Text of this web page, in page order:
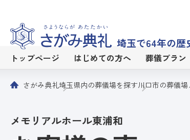
埼玉で64年の歴
トップページ はじめての方へ 葬儀プラン
さがみ典礼埼玉県内の葬儀場を探す川口市の葬儀場
メモリアルホール東浦和